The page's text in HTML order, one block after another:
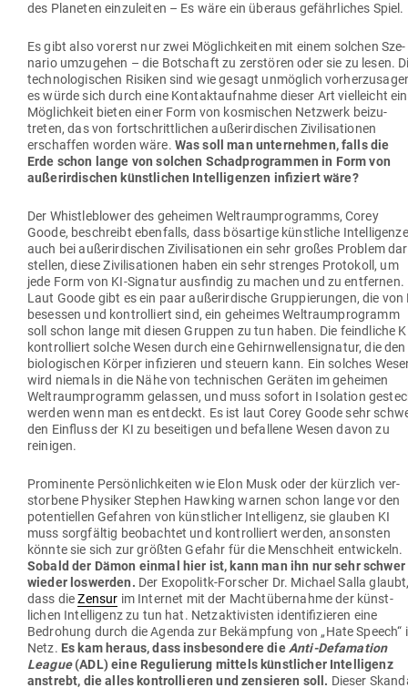
des Pla­neten ein­zu­leiten – Es wäre ein überaus gefähr­liches Spiel.
Es gibt also vorerst nur zwei Mög­lich­keiten mit einem solchen Sze­
nario umzu­gehen – die Bot­schaft zu zer­stören oder sie zu lesen.
tech­no­lo­gi­schen Risiken sind wie gesagt unmöglich
es würde sich durch eine Kon­takt­auf­nahme dieser Art viel­leicht
Mög­lichkeit bieten einer Form von kos­mi­schen Netzwerk bei­zu­
treten, das von fort­schritt­lichen außer­ir­di­schen Zivi­li­sa­tionen
erschaffen worden wäre. Was soll man unter­nehmen, falls die
Erde schon lange von solchen Schad­pro­grammen in Form von
außer­ir­di­schen künst­lichen Intel­li­genzen infi­ziert wäre?
Der Whist­le­b­lower des geheimen Welt­raum­pro­gramms, Corey
Goode, beschreibt eben­falls, dass bös­artige künst­liche
auch bei außer­ir­di­schen Zivi­li­sa­tionen ein sehr großes Problem
stellen, diese Zivi­li­sa­tionen haben ein sehr strenges Pro­tokoll, um
jede Form von KI-Signatur aus­findig zu machen und zu ent­fernen.
Laut Goode gibt es ein paar außer­ir­dische Grup­pie­rungen, die von
besessen und kon­trol­liert sind, ein geheimes Welt­raum­pro­gramm
soll schon lange mit diesen Gruppen zu tun haben. Die feind­liche
kon­trol­liert solche Wesen durch eine Gehirn­wel­len­si­gnatur, die den
bio­lo­gi­schen Körper infi­zieren und steuern kann. Ein solches
wird niemals in die Nähe von tech­ni­schen Geräten im geheimen
Welt­raum­pro­gramm gelassen, und muss sofort in Iso­lation
werden wenn man es ent­deckt. Es ist laut Corey Goode sehr
den Ein­fluss der KI zu besei­tigen und befallene Wesen davon zu
reinigen.
Pro­mi­nente Per­sön­lich­keiten wie Elon Musk oder der kürzlich ver­
storbene Phy­siker Stephen Hawking warnen schon lange vor den
poten­ti­ellen Gefahren von künst­licher Intel­ligenz, sie glauben KI
muss sorg­fältig beob­achtet und kon­trol­liert werden, ansonsten
könnte sie sich zur größten Gefahr für die Menschheit ent­wi­ckeln.
Sobald der Dämon einmal hier ist, kann man ihn nur sehr schwer
wieder los­werden. Der Exo­politk-For­scher Dr. Michael Salla
dass dieZensur im Internet mit der Macht­über­nahme der künst­
lichen Intel­ligenz zu tun hat. Netz­ak­ti­visten iden­ti­fi­zieren eine
Bedrohung durch die Agenda zur Bekämpfung von „Hate Speech“
Netz. Es kam heraus, dass ins­be­sondere die Anti-Defa­mation
League(ADL) eine Regu­lierung mittels künst­licher Intel­ligenz
anstrebt, die alles kon­trol­lieren und zen­sieren soll. Dieser